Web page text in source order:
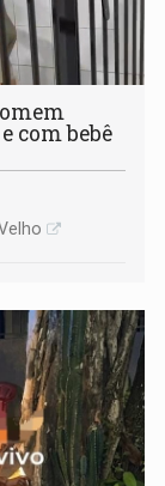
com bebê